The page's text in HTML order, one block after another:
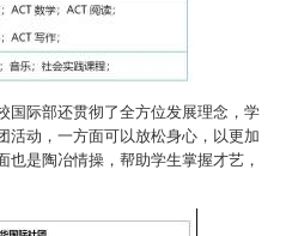
国际部还贯彻了全方位发展理念，学
活动，一方面可以放松身心，以更加
是陶冶情操，帮助学生掌握才艺，